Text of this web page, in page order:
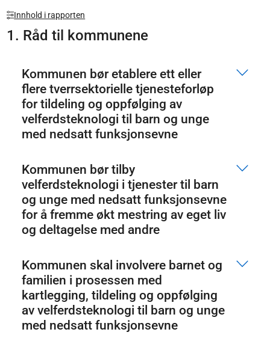
Innhold i rapporten
1. Råd til kommunene
Kommunen bør etablere ett eller
flere tverrsektorielle tjenesteforløp
for tildeling og oppfølging av
velferdsteknologi til barn og unge
med nedsatt funksjonsevne
Kommunen bør tilby
velferdsteknologi i tjenester til barn
og unge med nedsatt funksjonsevne
for å fremme økt mestring av eget liv
og deltagelse med andre
Kommunen skal involvere barnet og
familien i prosessen med
kartlegging, tildeling og oppfølging
av velferdsteknologi til barn og unge
med nedsatt funksjonsevne